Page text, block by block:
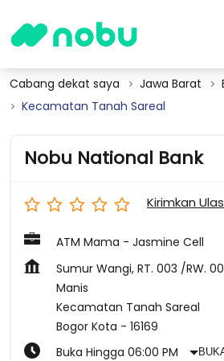
Cabang dekat saya Jawa Barat
Kecamatan Tanah Sareal
Nobu National Bank
Kirimkan
ATM Mama - Jasmine Cell
Sumur Wangi, RT. 003 /RW.
Manis
Kecamatan Tanah Sareal
Bogor Kota - 16169
Buka Hingga 06:00 PM